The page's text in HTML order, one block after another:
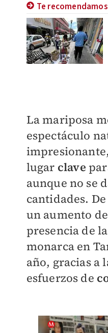
Te recomendamos
La mariposa
espectáculo
lugar clave
aunque no se
cantidades.
un aumento
presencia de
monarca en
año, gracias a
esfuerzos de